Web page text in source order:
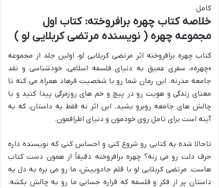
خلاصه کتاب چهره برافروخته: کتاب اول
مجموعه چهره ( نویسنده مرتضی کربلایی لو )
کتاب چهره برافروخته اثر مرتضی کربلایی لو، اولین جلد از مجموعه
«چهره»، سفری عمیق به دنیای فلسفه اسلامی، خودشناسی و نقد
جامعه مدرنه. این رمان شما رو با شخصیت فرهاد همراه می کنه تا
معنای زندگی و هویت رو در پیچ و خم های روزمرگی پیدا کنید و با
چالش های جامعه روبرو بشید. این اثر نه فقط یه داستان، که یه
آینه است برای تامل روی خودمون و دنیای اطرافمون.
تاحالا شده یه کتابی رو شروع کنی و احساس کنی که نویسنده داره
حرف دلت رو می زنه؟ چهره برافروخته دقیقاً از همون دست کتاب
هاست. مرتضی کربلایی لو با قلم جادوییش، ما رو می بره به دل یه
داستان پر از فکر و فلسفه که قراره حسابی ما رو به چالش بکشه.